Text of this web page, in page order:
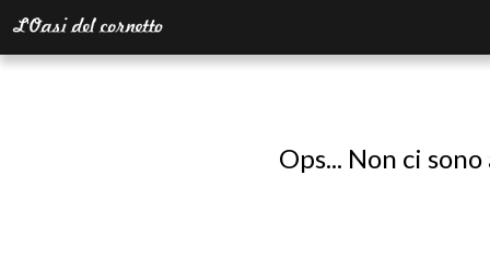
Ops... Non ci